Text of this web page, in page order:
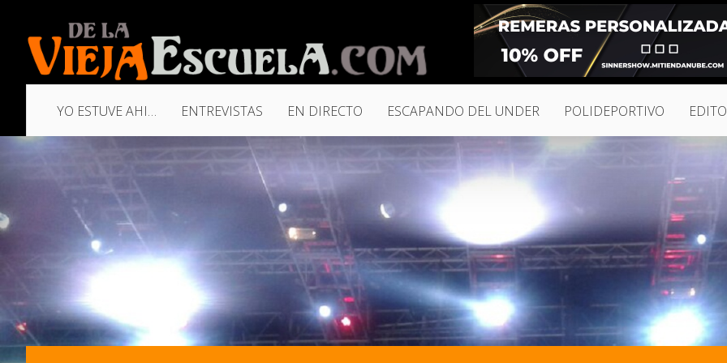
YO ESTUVE AHI… ENTREVISTAS EN DIRECTO ESCAPANDO DEL UNDER POLIDEPORTIVO